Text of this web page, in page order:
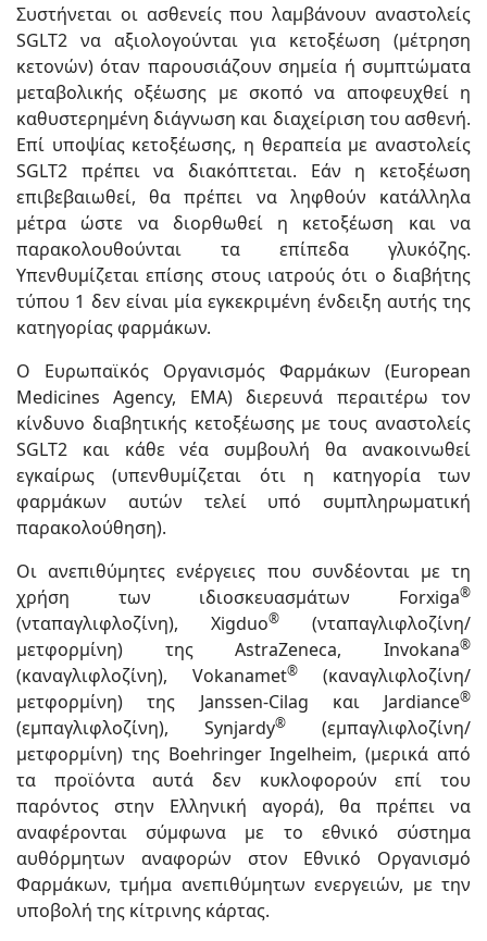
Συστήνεται οι ασθενείς που λαμβάνουν αναστολείς
SGLT2 να αξιολογούνται για κετοξέωση (μέτρηση
κετονών) όταν παρουσιάζουν σημεία ή συμπτώματα
μεταβολικής οξέωσης με σκοπό να αποφευχθεί η
καθυστερημένη διάγνωση και διαχείριση του ασθενή.
Επί υποψίας κετοξέωσης, η θεραπεία με αναστολείς
SGLT2 πρέπει να διακόπτεται. Εάν η κετοξέωση
επιβεβαιωθεί, θα πρέπει να ληφθούν κατάλληλα
μέτρα ώστε να διορθωθεί η κετοξέωση και να
παρακολουθούνται τα επίπεδα γλυκόζης.
Υπενθυμίζεται επίσης στους ιατρούς ότι ο διαβήτης
τύπου 1 δεν είναι μία εγκεκριμένη ένδειξη αυτής της
κατηγορίας φαρμάκων.
Ο Ευρωπαϊκός Οργανισμός Φαρμάκων (European
Medicines Agency, ΕΜΑ) διερευνά περαιτέρω τον
κίνδυνο διαβητικής κετοξέωσης με τους αναστολείς
SGLT2 και κάθε νέα συμβουλή θα ανακοινωθεί
εγκαίρως (υπενθυμίζεται ότι η κατηγορία των
φαρμάκων αυτών τελεί υπό συμπληρωματική
παρακολούθηση).
Οι ανεπιθύμητες ενέργειες που συνδέονται με τη
χρήση των ιδιοσκευασμάτων Forxiga®
(νταπαγλιφλοζίνη), Xigduo®
(νταπαγλιφλοζίνη/
μετφορμίνη) της AstraZeneca, Invokana®
(καναγλιφλοζίνη), Vokanamet®
(καναγλιφλοζίνη/
μετφορμίνη) της Janssen-Cilag και Jardiance®
(εμπαγλιφλοζίνη), Synjardy®
(εμπαγλιφλοζίνη/
μετφορμίνη) της Boehringer Ingelheim, (μερικά από
τα προϊόντα αυτά δεν κυκλοφορούν επί του
παρόντος στην Ελληνική αγορά), θα πρέπει να
αναφέρονται σύμφωνα με το εθνικό σύστημα
αυθόρμητων αναφορών στον Εθνικό Οργανισμό
Φαρμάκων, τμήμα ανεπιθύμητων ενεργειών, με την
υποβολή της κίτρινης κάρτας.